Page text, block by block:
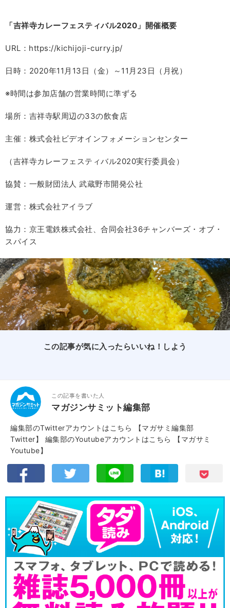
「吉祥寺カレーフェスティバル2020」開催概要
URL：https://kichijoji-curry.jp/
日時：2020年11月13日（金）～11月23日（月祝）
※時間は参加店舗の営業時間に準ずる
場所：吉祥寺駅周辺の33の飲食店
主催：株式会社ビデオインフォメーションセンター
（吉祥寺カレーフェスティバル2020実行委員会）
協賛：一般財団法人 武蔵野市開発公社
運営：株式会社アイラブ
協力：京王電鉄株式会社、合同会社36チャンバーズ・オブ・
スパイス
この記事が気に入ったらいいね！しよう
この記事を書いた人
マガジンサミット編集部
編集部のTwitterアカウントはこちら
【マガサミ編集部
Twitter】
編集部のYoutubeアカウントはこちら
【マガサミ
Youtube】